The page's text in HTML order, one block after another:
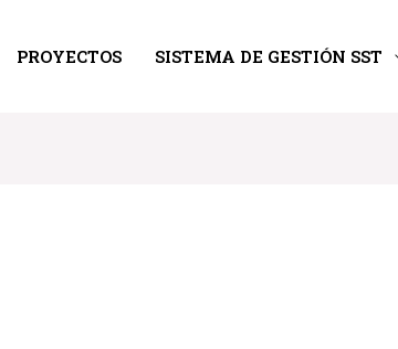
PROYECTOS SISTEMA DE GESTIÓN SST